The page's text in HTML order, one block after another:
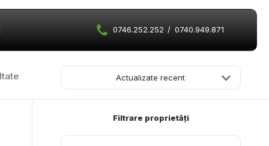
0746.252.252 / 0740.949.871
Actualizate recent
Filtrare proprietăți